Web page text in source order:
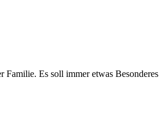
Es soll immer etwas Besonderes